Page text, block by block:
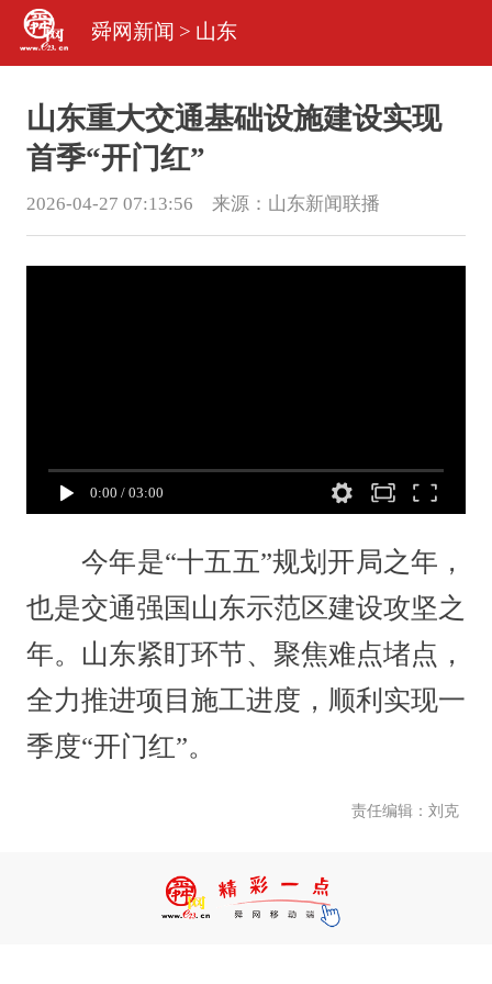
舜网新闻 > 山东
山东重大交通基础设施建设实现
首季“开门红”
2026-04-27 07:13:56 来源： 山东新闻联播
0:00 / 03:00
今年是“十五五”规划开局之年，
也是交通强国山东示范区建设攻坚之
年。山东紧盯环节、聚焦难点堵点，
全力推进项目施工进度，顺利实现一
季度“开门红”。
责任编辑：刘克